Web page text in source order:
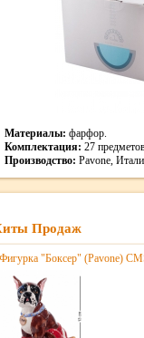
Материалы: фарфор.
Комплектация: 27
Производство: Pavone,
Продаж
Фигурка "Боксер" (Pavone)